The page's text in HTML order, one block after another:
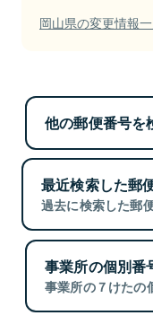
岡山県の変更情報
他の郵便番号を
最近検索した郵
過去に検索した郵
事業所の個別番
事業所の７けたの